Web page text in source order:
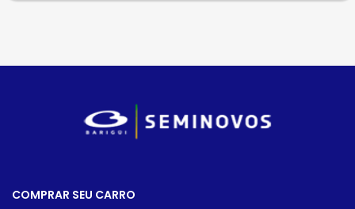
COMPRAR SEU CARRO